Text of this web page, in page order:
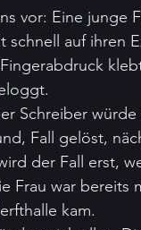
vor: Eine junge
schnell auf ihren
Schreiber
Fall gelöst,
der Fall erst,
Frau war bereits
kam.